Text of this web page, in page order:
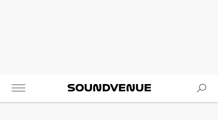
Soundvenue